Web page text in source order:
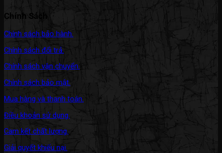
Chính Sách
Chính sách bảo hành.
Chính sách đổi trả.
Chính sách vận chuyển.
Chính sách bảo mật.
Mua hàng và thanh toán.
Điều khoản sử dụng.
Cam kết chất lượng.
Giải quyết khiếu nại.